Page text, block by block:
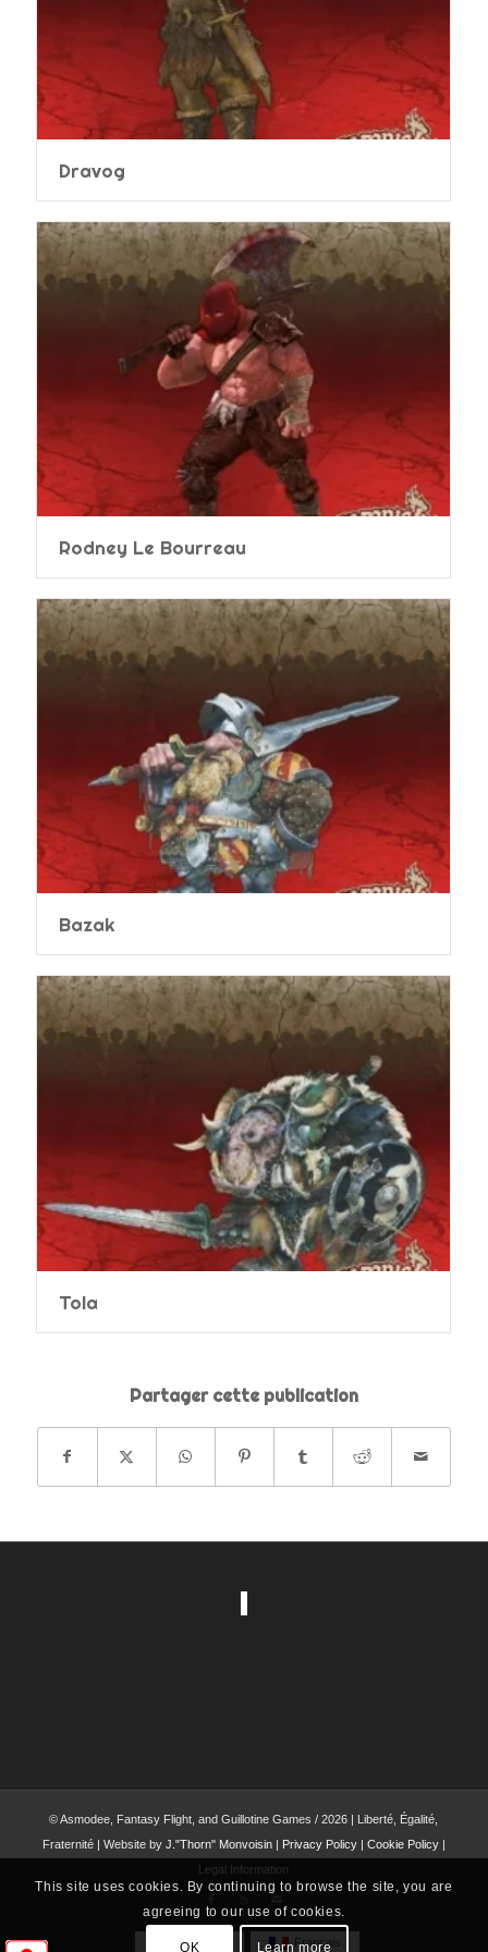
Dravog
Rodney Le Bourreau
Bazak
Tola
Partager cette publication
© Asmodee, Fantasy Flight, and Guillotine Games / 2026 | Liberté, Égalité,
Fraternité | Website by J."Thorn" Monvoisin| Privacy Policy| Cookie Policy|
Legal Information
English Français
This site uses cookies. By continuing to browse the site, you are
agreeing to our use of cookies.
OK Learn more